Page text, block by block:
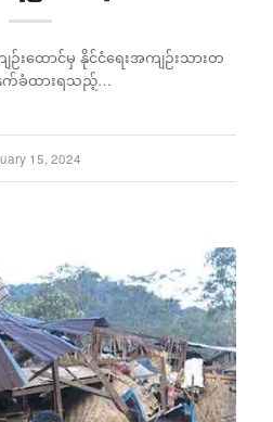
းထောင်မှ နိုင်ငံရေးအကျဉ်းသားတ
က်ခံထားရသည့်…
15, 2024